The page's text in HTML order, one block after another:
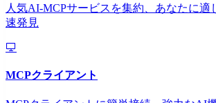
人気AI-MCPサービスを集約、あなたに適
速発見
MCPクライアント